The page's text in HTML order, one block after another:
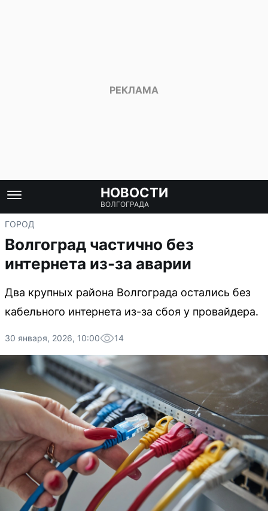
НОВОСТИ
ВОЛГОГРАДА
ГОРОД
Волгоград частично без
интернета из-за аварии
Два крупных района Волгограда остались без
кабельного интернета из-за сбоя у провайдера.
30 января, 2026, 10:00 14